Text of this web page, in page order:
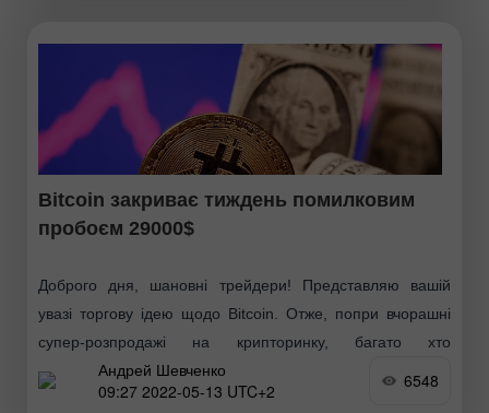
Bitcoin закриває тиждень помилковим
пробоєм 29000$
Доброго дня, шановні трейдери! Представляю вашій
увазі торгову ідею щодо Bitcoin. Отже, попри вчорашні
супер-розпродажі на крипторинку, багато хто
використовував унікальну можливість купити Біткоїн за
найкращими в цьому році цінами
Андрей Шевченко
09:27 2022-05-13 UTC+2
6548